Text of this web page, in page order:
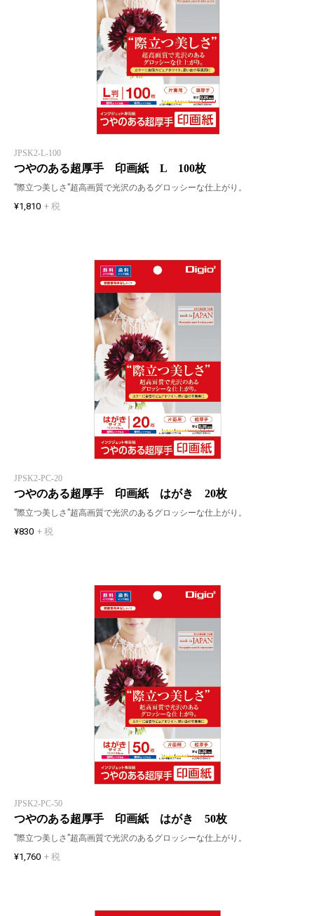
JPSK2-L-100
つやのある超厚手 印画紙 L 100枚
”際立つ美しさ”超高画質で光沢のあるグロッシーな仕上がり。
¥1,810 + 税
JPSK2-PC-20
つやのある超厚手 印画紙 はがき 20枚
”際立つ美しさ”超高画質で光沢のあるグロッシーな仕上がり。
¥830 + 税
JPSK2-PC-50
つやのある超厚手 印画紙 はがき 50枚
”際立つ美しさ”超高画質で光沢のあるグロッシーな仕上がり。
¥1,760 + 税